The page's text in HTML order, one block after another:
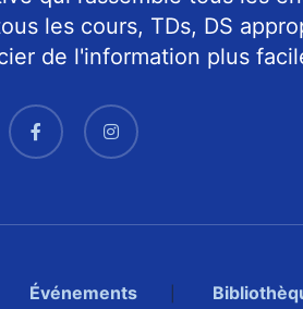
les cours, TDs, DS
de l'information plus
Événements